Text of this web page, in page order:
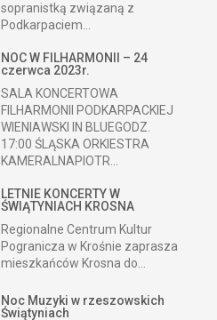
sopranistką związaną z
Podkarpaciem...
NOC W FILHARMONII – 24
czerwca 2023r.
SALA KONCERTOWA
FILHARMONII PODKARPACKIEJ
WIENIAWSKI IN BLUEGODZ.
17:00 ŚLĄSKA ORKIESTRA
KAMERALNAPIOTR...
LETNIE KONCERTY W
ŚWIĄTYNIACH KROSNA
Regionalne Centrum Kultur
Pogranicza w Krośnie zaprasza
mieszkańców Krosna do...
Noc Muzyki w rzeszowskich
Świątyniach